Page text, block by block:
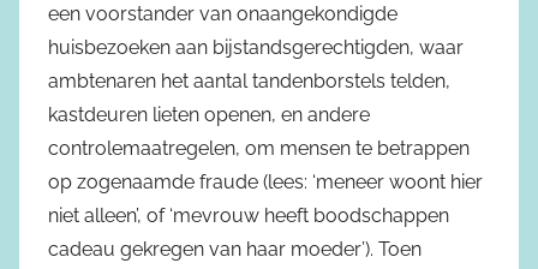
een voorstander van onaangekondigde
huisbezoeken aan bijstandsgerechtigden, waar
ambtenaren het aantal tandenborstels telden,
kastdeuren lieten openen, en andere
controlemaatregelen, om mensen te betrappen
op zogenaamde fraude (lees: ‘meneer woont hier
niet alleen’, of ‘mevrouw heeft boodschappen
cadeau gekregen van haar moeder’). Toen